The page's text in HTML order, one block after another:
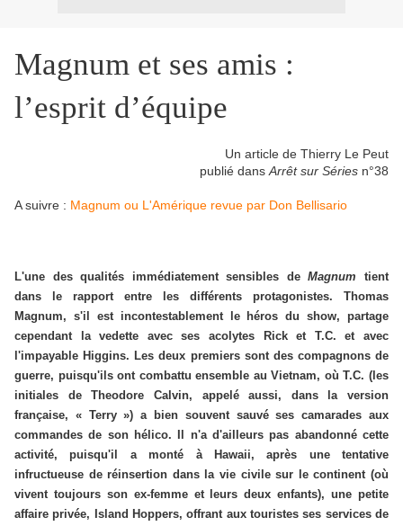
Magnum et ses amis :
l’esprit d’équipe
Un article de Thierry Le Peut
publié dans Arrêt sur Séries n°38
A suivre : Magnum ou L'Amérique revue par Don Bellisario
L'une des qualités immédiatement sensibles deMagnum tient
dans le rapport entre les différents protagonistes. Thomas
Magnum, s'il est incontestablement le héros du show, partage
cependant la vedette avec ses acolytes Rick et T.C. et avec
l'impayable Higgins. Les deux premiers sont des compagnons de
guerre, puisqu'ils ont combattu ensemble au Vietnam, où T.C. (les
initiales de Theodore Calvin, appelé aussi, dans la version
française, « Terry ») a bien souvent sauvé ses camarades aux
commandes de son hélico. Il n'a d'ailleurs pas abandonné cette
activité, puisqu'il a monté à Hawaii, après une tentative
infructueuse de réinsertion dans la vie civile sur le continent (où
vivent toujours son ex-femme et leurs deux enfants), une petite
affaire privée, Island Hoppers, offrant aux touristes ses services de